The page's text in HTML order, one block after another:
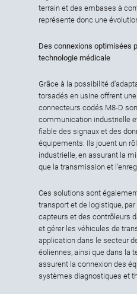
terrain et des embases à
représente donc une
Des connexions optimisées
technologie médicale
Grâce à la possibilité
torsadés en usine offrent
connecteurs codés M8-D
communication industrielle
fiable des signaux et des
équipements. Ils jouent un
industrielle, en assurant la
que la transmission et
Ces solutions sont
transport et de logistique,
capteurs et des contrôleurs
et gérer les véhicules de
application dans le secteur
éoliennes, ainsi que dans la
assurent la connexion des
systèmes diagnostiques et